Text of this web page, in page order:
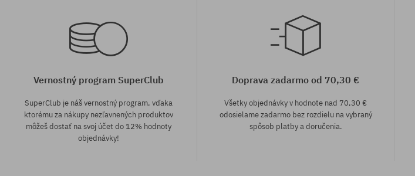
Vernostný program SuperClub
SuperClub je náš vernostný program, vďaka
ktorému za nákupy nezľavnených produktov
môžeš dostať na svoj účet do 12% hodnoty
objednávky!
Doprava zadarmo od 70,30 €
Všetky objednávky v hodnote nad 70,30 €
odosielame zadarmo bez rozdielu na vybraný
spôsob platby a doručenia.